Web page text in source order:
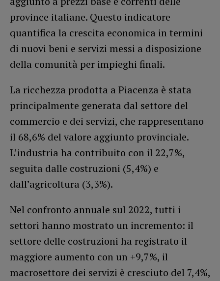
province italiane. Questo indicatore
quantifica la crescita economica in termini
di nuovi beni e servizi messi a disposizione
della comunità per impieghi finali.
La ricchezza prodotta a Piacenza è stata
principalmente generata dal settore del
commercio e dei servizi, che rappresentano
il 68,6% del valore aggiunto provinciale.
L’industria ha contribuito con il 22,7%,
seguita dalle costruzioni (5,4%) e
dall’agricoltura (3,3%).
Nel confronto annuale sul 2022, tutti i
settori hanno mostrato un incremento: il
settore delle costruzioni ha registrato il
maggiore aumento con un +9,7%, il
macrosettore dei servizi è cresciuto del 7,4%,